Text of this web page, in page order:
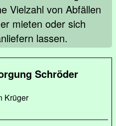
Vielzahl von Abfällen
mieten oder sich
lassen.
Schröder
Krüger